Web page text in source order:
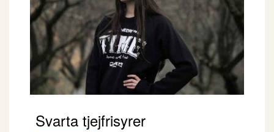
Svarta tjejfrisyrer